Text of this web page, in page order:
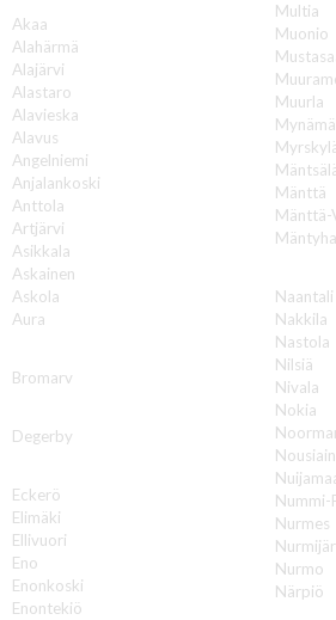
Akaa
Alahärmä
Alajärvi
Alastaro
Alavieska
Alavus
Angelniemi
Anjalankoski
Anttola
Artjärvi
Asikkala
Askainen
Askola
Aura
Bromarv
Degerby
Eckerö
Elimäki
Ellivuori
Eno
Enonkoski
Enontekiö
Multia
Muonio
Muurla
Mänttä
Mänttä-
Naantali
Nakkila
Nastola
Nilsiä
Nivala
Nokia
Nummi-
Nurmes
Nurmo
Närpiö